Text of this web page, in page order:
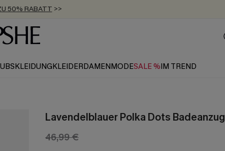
EXTRA ERHALTEN
AB 89 €
KLEIDERDAMENMODESALE %IM TREND
Lavendelblauer Polka Dots Badeanzug
46,99 €